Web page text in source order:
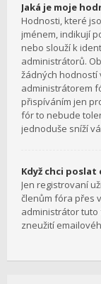
Jaká je moje
Hodnosti, které
jménem, indikují
nebo slouží k
administrátorů.
žádných
administrátorem
přispíváním jen
fór to nebude
jednoduše sníží
Když chci
Jen registrovaní
členům fóra přes
administrátor tuto
zneužití